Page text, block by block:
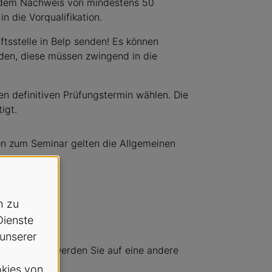
Nachweis von mindestens 50
die Vorqualifikation.
in Belp senden! Es können
diese müssen zwingend in die
definitiven Prüfungstermin wählen. Die
zum Seminar gelten die Allgemeinen
haben, werden Sie auf eine andere
zu
von